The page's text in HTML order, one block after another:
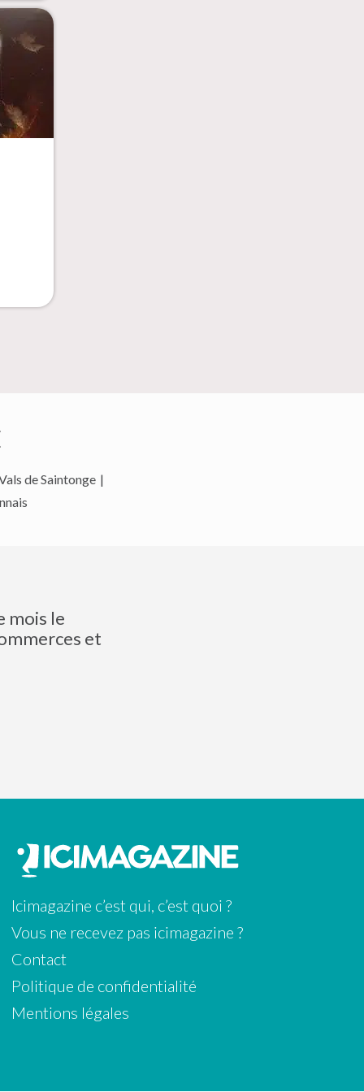
de Saintonge |
mois le
et
Icimagazine c’est qui, c’est quoi ?
Vous ne recevez pas icimagazine ?
Contact
Politique de confidentialité
Mentions légales